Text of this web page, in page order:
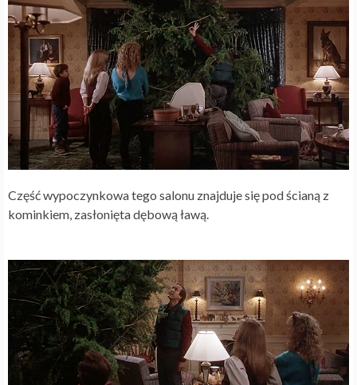
Część wypoczynkowa tego salonu znajduje się pod ścianą z
kominkiem, zasłonięta dębową ławą.